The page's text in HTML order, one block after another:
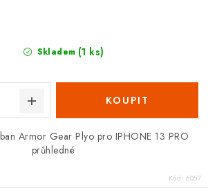
Skladem (1 ks)
Armor Gear Plyo pro IPHONE 13 PRO
průhledné
Kód: 6057